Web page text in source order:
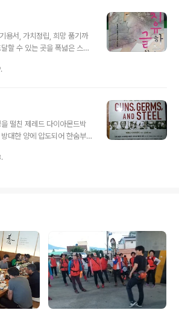
용서, 가치정립, 희망 품기까
할 수 있는 곳을 폭넓은 스팩
자 조용히 글로 쓰는 것이
을 떨친 제레드 다이아몬드박
대한 양에 압도되어 한숨부
하다가 적는다. 떠돌이 생활